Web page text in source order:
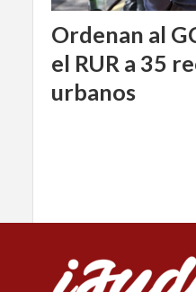
Ordenan al
el RUR a 35
urbanos